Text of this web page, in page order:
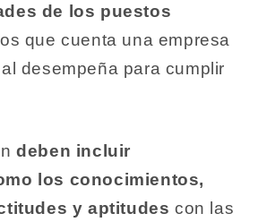
de los puestos
que cuenta una empresa
desempeña para cumplir
deben incluir
los conocimientos,
y aptitudes con las